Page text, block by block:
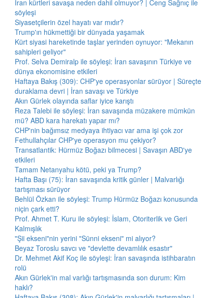
İran kürtleri savaşa neden dahil olmuyor? | Ceng Sağnıç ile
söyleşi
Siyasetçilerin özel hayatı var mıdır?
Trump'ın hükmettiği bir dünyada yaşamak
Kürt siyasi hareketinde taşlar yerinden oynuyor: "Mekanın
sahipleri geliyor"
Prof. Selva Demiralp ile söyleşi: İran savaşının Türkiye ve
dünya ekonomisine etkileri
Haftaya Bakış (309): CHP'ye operasyonlar sürüyor | Süreçte
duraklama devri | İran savaşı ve Türkiye
Akın Gürlek olayında saflar iyice karıştı
Reza Talebi ile söyleşi: İran savaşında müzakere mümkün
mü? ABD kara harekatı yapar mı?
CHP'nin bağımsız medyaya ihtiyacı var ama işi çok zor
Fethullahçılar CHP'ye operasyon mu çekiyor?
Transatlantik: Hürmüz Boğazı bilmecesi | Savaşın ABD'ye
etkileri
Tamam Netanyahu kötü, peki ya Trump?
Hafta Başı (75): İran savaşında kritik günler | Malvarlığı
tartışması sürüyor
Behlül Özkan ile söyleşi: Trump Hürmüz Boğazı konusunda
niçin çark etti?
Prof. Ahmet T. Kuru ile söyleşi: İslam, Otoriterlik ve Geri
Kalmışlık
"Şii ekseni"nin yerini "Sünni ekseni" mi alıyor?
Beyaz Toroslu savcı ve "devlette devamlılık esastır"
Dr. Mehmet Akif Koç ile söyleşi: İran savaşında istihbaratın
rolü
Akın Gürlek'in mal varlığı tartışmasında son durum: Kim
haklı?